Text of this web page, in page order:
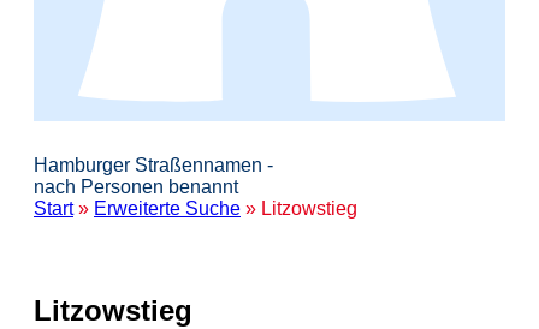
Hamburger Straßennamen -
nach Personen benannt
Start» Erweiterte Suche » Litzowstieg
Litzowstieg